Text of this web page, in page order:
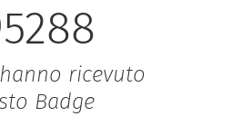
ricevuto
Badge